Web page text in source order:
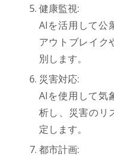
健康監視:
AIを活用して公
アウトブレイク
別します。
災害対応:
AIを使用して気
析し、災害のリ
定します。
都市計画: